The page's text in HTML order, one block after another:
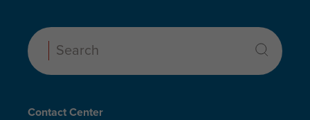
Search:
Contact Center